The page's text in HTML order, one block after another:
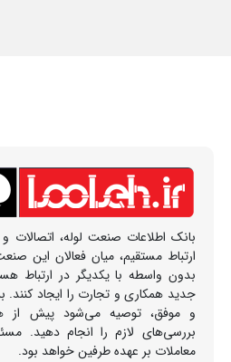
بانک اطلاعات صنعت لوله، اتصالات
ارتباط مستقیم، میان فعالان این
بدون واسطه با یکدیگر در ارتباط
جدید همکاری و تجارت را ایجاد
و موفق، توصیه می‌شود پیش از
بررسی‌های لازم را انجام دهید.
معاملات بر عهده طرفین خواهد بود.